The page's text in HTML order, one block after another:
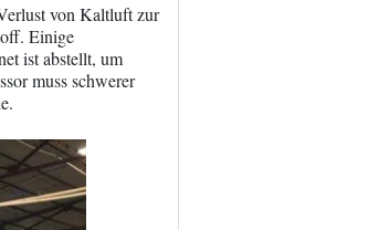
von Kaltluft zur
Einige
ist abstellt, um
muss schwerer